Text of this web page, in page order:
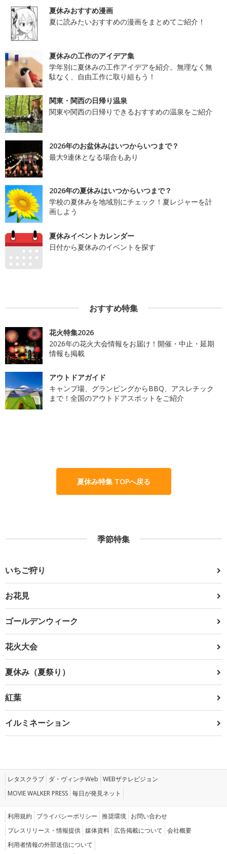
夏休みおすすめ漫画
夏に読みたいおすすめの漫画をまとめてご紹介！
夏休みの工作のアイデア集
学年別に夏休みの工作アイデアを紹介。無理なく無
駄なく、自由工作に取り組もう！
関東・関西の日帰り温泉
関東や関西の日帰りできるおすすめの温泉をご紹介
2026年のお盆休みはいつからいつまで？
最大9連休となる場合もあり
2026年の夏休みはいつからいつまで？
学校の夏休みを地域別にチェック！夏レジャーを計
画しよう
夏休みイベントカレンダー
日付から夏休みのイベントを探す
おすすめ特集
花火特集2026
2026年の花火大会情報をお届け！開催・中止・延期
情報も掲載
アウトドアガイド
キャンプ場、グランピングからBBQ、アスレチック
まで！全国のアウトドアスポットをご紹介
夏休み特集 TOPへ戻る
季節特集
いちご狩り
お花見
ゴールデンウィーク
花火大会
夏休み（夏祭り）
紅葉
イルミネーション
レタスクラブ ダ・ヴィンチWeb WEBザテレビジョン
MOVIE WALKER PRESS 毎日が発見ネット
利用規約 プライバシーポリシー 推奨環境 お問い合わせ
プレスリリース・情報提供 媒体資料 広告掲載について 会社概要
利用者情報の外部送信について